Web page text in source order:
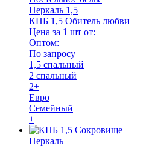
Перкаль 1,5
КПБ 1,5 Обитель любви
Цена за 1 шт от:
Оптом:
По запросу
1,5 спальный
2 спальный
2+
Евро
Семейный
+
Перкаль